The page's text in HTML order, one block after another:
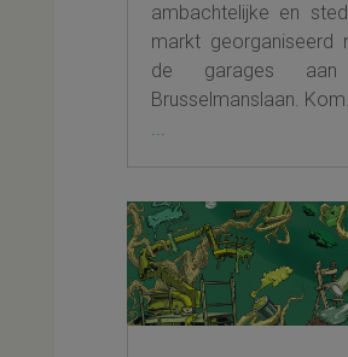
ambachtelijke en
markt georganiseerd
de garages
Brusselmanslaan.
...